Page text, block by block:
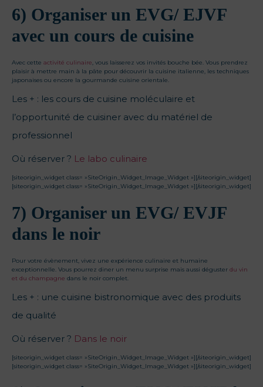
6) Organiser un EVG/ EJVF
avec un cours de cuisine
Avec cette activité culinaire, vous laisserez vos invités bouche bée. Vous prendrez
plaisir à mettre main à la pâte pour découvrir la cuisine italienne, les techniques
japonaises ou encore la gourmande cuisine orientale.
Les + : les cours de cuisine moléculaire et
l’opportunité de cuisiner avec du matériel de
professionnel
Où réserver ? Le labo culinaire
[siteorigin_widget class= »SiteOrigin_Widget_Image_Widget »][/siteorigin_widget]
[siteorigin_widget class= »SiteOrigin_Widget_Image_Widget »][/siteorigin_widget]
7) Organiser un EVG/ EVJF
dans le noir
Pour votre évènement, vivez une expérience culinaire et humaine
exceptionnelle. Vous pourrez diner un menu surprise mais aussi déguster du vin
et du champagne dans le noir complet.
Les + : une cuisine bistronomique avec des produits
de qualité
Où réserver ? Dans le noir
[siteorigin_widget class= »SiteOrigin_Widget_Image_Widget »][/siteorigin_widget]
[siteorigin_widget class= »SiteOrigin_Widget_Image_Widget »][/siteorigin_widget]